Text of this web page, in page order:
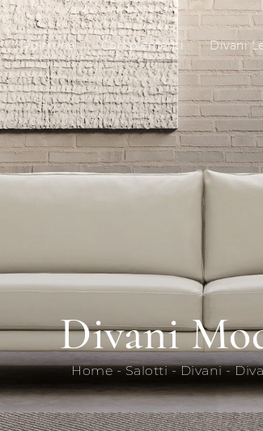
Poltrone Complementi Divani
Divani
Home-Salotti-Divani-